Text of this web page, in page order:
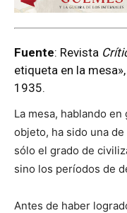
Fuente: Revista
etiqueta en la
1935.
La mesa, hablando
objeto, ha sido una
sólo el grado de
sino los períodos de
Antes de haber